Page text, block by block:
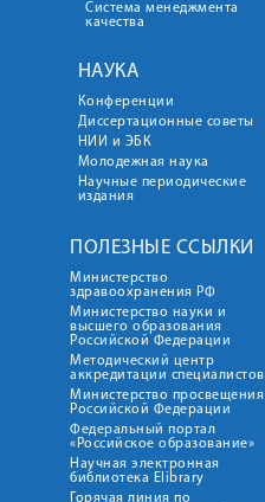
Система менеджмента
качества
НАУКА
Конференции
Диссертационные советы
НИИ и ЭБК
Молодежная наука
Научные периодические
издания
ПОЛЕЗНЫЕ ССЫЛКИ
Министерство
здравоохранения РФ
Министерство науки и
высшего образования
Российской Федерации
Методический центр
аккредитации специалистов
Министерство просвещения
Российской Федерации
Федеральный портал
«Российское образование»
Научная электронная
библиотека Elibrary
Горячая линия по